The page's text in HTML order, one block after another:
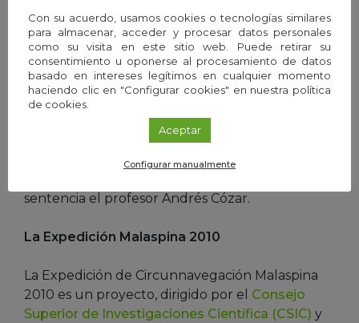
material. La inversión en investigación para
reducir, reutilizar y hacer realmente reciclable
el plástico de los productos comerciales creo
que no solo es una medida necesaria desde el
punto de vista ambiental, sino que también es
una inversión rentable desde el punto de vista
comercial. Los océanos ya no son lo
suficientemente grandes para esconder toda la
sentencia el profesor Andrés Cózar.
La Expedición Malaspina 2010
La Expedición de Circunnavegación Malaspina
2010 es un proyecto, dirigido por el Consejo
Superior de Investigaciones Científica (CSIC) y
Con su acuerdo, usamos cookies o tecnologías similares
para almacenar, acceder y procesar datos personales
como su visita en este sitio web. Puede retirar su
consentimiento u oponerse al procesamiento de datos
basado en intereses legítimos en cualquier momento
haciendo clic en "Configurar cookies" en nuestra política
de cookies.
Aceptar
Configurar manualmente